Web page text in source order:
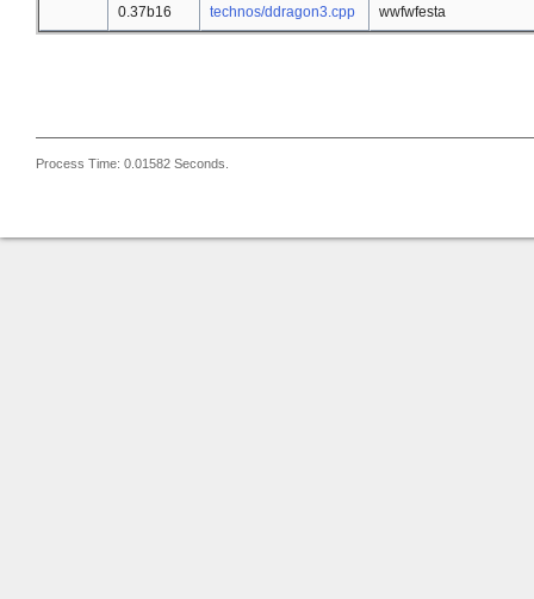
0.37b16 technos/ddragon3.cpp wwfwfesta
Process Time: 0.01582 Seconds.